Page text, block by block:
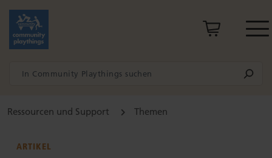
Ressourcen und Support Themen
ARTIKEL